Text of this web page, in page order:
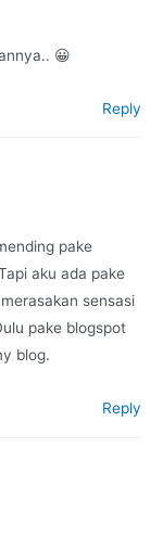
😀
Reply
pake
aku ada pake
sensasi
pake blogspot
blog.
Reply